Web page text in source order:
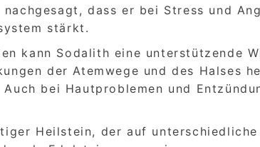
dass er bei Stress und
stärkt.
kann Sodalith eine unterstützende
der Atemwege und des Halses
bei Hautproblemen und
Heilstein, der auf unterschiedliche